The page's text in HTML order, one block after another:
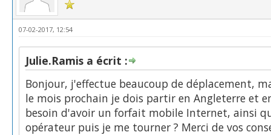
07-02-2017, 12:54
Julie.Ramis a écrit :
Bonjour, j'effectue beaucoup de déplacement,
le mois prochain je dois partir en Angleterre et
besoin d'avoir un forfait mobile Internet, ainsi
opérateur puis je me tourner ? Merci de vos